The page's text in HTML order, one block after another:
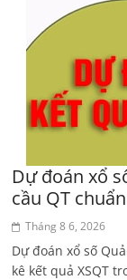
Dự đoán xổ
cầu QT
Tháng 8 6, 2026
Dự đoán xổ số
kê kết quả XSQT